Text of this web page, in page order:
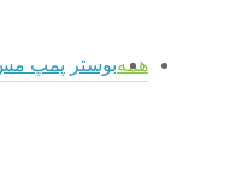
بوستر پمپ مس داف